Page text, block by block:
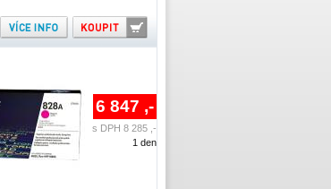
6 847 ,-
s DPH 8 285 ,-
1 den